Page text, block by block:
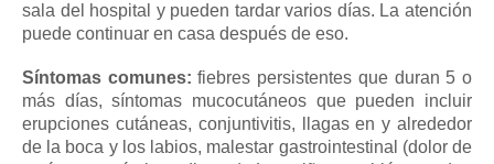
sala del hospital y pueden tardar varios días. La atención
puede continuar en casa después de eso.
Síntomas comunes: fiebres persistentes que duran 5 o
más días, síntomas mucocutáneos que pueden incluir
erupciones cutáneas, conjuntivitis, llagas en y alrededor
de la boca y los labios, malestar gastrointestinal (dolor de